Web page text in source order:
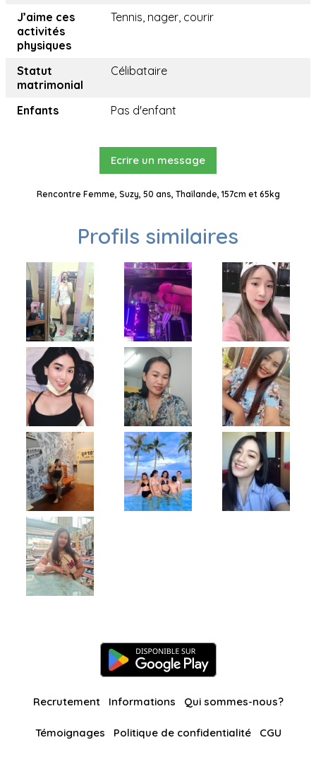
J’aime ces
activités
physiques
Tennis, nager, courir
Statut
matrimonial
Célibataire
Enfants Pas d'enfant
Ecrire un message
Rencontre Femme, Suzy, 50 ans, Thaïlande, 157cm et 65kg
Profils similaires
Recrutement Informations Qui sommes-nous?
Témoignages Politique de confidentialité CGU